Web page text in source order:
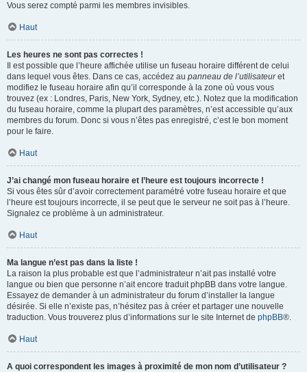
Vous serez compté parmi les membres invisibles.
Haut
Les heures ne sont pas correctes !
Il est possible que l’heure affichée utilise un fuseau horaire différent de celui
dans lequel vous êtes. Dans ce cas, accédez au panneau de l’utilisateuret
modifiez le fuseau horaire afin qu’il corresponde à la zone où vous vous
trouvez (ex : Londres, Paris, New York, Sydney, etc.). Notez que la modification
du fuseau horaire, comme la plupart des paramètres, n’est accessible qu’aux
membres du forum. Donc si vous n’êtes pas enregistré, c’est le bon moment
pour le faire.
Haut
J’ai changé mon fuseau horaire et l’heure est toujours incorrecte !
Si vous êtes sûr d’avoir correctement paramétré votre fuseau horaire et que
l’heure est toujours incorrecte, il se peut que le serveur ne soit pas à l’heure.
Signalez ce problème à un administrateur.
Haut
Ma langue n’est pas dans la liste !
La raison la plus probable est que l’administrateur n’ait pas installé votre
langue ou bien que personne n’ait encore traduit phpBB dans votre langue.
Essayez de demander à un administrateur du forum d’installer la langue
désirée. Si elle n’existe pas, n’hésitez pas à créer et partager une nouvelle
traduction. Vous trouverez plus d’informations sur le site Internet de phpBB®.
Haut
A quoi correspondent les images à proximité de mon nom d’utilisateur ?